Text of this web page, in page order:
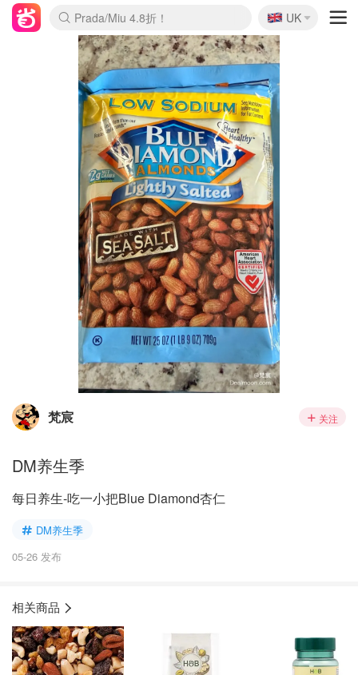
麦卢卡蜂蜜夏促！个位数！
Prada/Miu 4.8折！
啥？必胜客披萨5折！
🇬🇧
UK
梵宸 关注
DM养生季
每日养生-吃一小把Blue Diamond杏仁
DM养生季
05-26 发布
相关商品